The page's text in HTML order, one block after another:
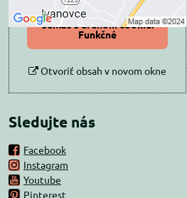
Povoliť a zapamätať -
súhlas s druhom cookie:
Funkčné
Otvoriť obsah v novom okne
Sledujte nás
Facebook
Instagram
Youtube
Pinterest